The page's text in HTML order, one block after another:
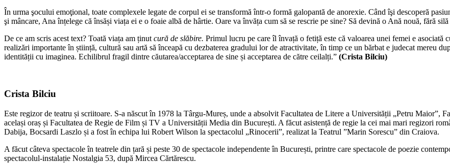
În urma şocului emoţional, toate complexele legate de corpul ei se transformă într-o formă galopantă de anorexie. Când îşi descoperă
şi mâncare, Ana înțelege că însăși viața ei e o foaie albă de hârtie. Oare va învăța cum să se rescrie pe sine? Să devină o Ană nouă, fără
De ce am scris acest text? Toată viața am ținut cură de slăbire. Primul lucru pe care îl învață o fetiță este că valoarea unei femei e
realizări importante în știință, cultură sau artă să înceapă cu dezbaterea gradului lor de atractivitate, în timp ce un bărbat e judecat mereu
identității cu imaginea. Echilibrul fragil dintre căutarea/acceptarea de sine și acceptarea de către ceilalți.” (Crista Bilciu)
Crista Bilciu
Este regizor de teatru și scriitoare. S-a născut în 1978 la Târgu-Mureș, unde a absolvit Facultatea de Litere a Universității „Petru Maior”,
același oraș și Facultatea de Regie de Film și TV a Universității Media din București. A făcut asistență de regie la cei mai mari regizori
Dabija, Bocsardi Laszlo și a fost în echipa lui Robert Wilson la spectacolul „Rinocerii”, realizat la Teatrul ”Marin Sorescu” din Craiova.
A făcut câteva spectacole în teatrele din țară și peste 30 de spectacole independente în București, printre care spectacole de poezie
spectacolul-instalație Nostalgia 53, după Mircea Cărtărescu.